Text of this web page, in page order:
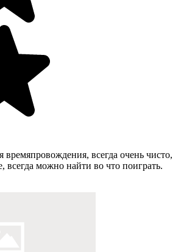
всегда очень чисто,
можно найти во что поиграть.